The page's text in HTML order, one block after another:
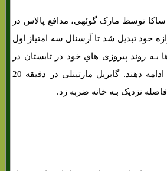
ساکا توسط مارک گوئهی، مدافع پالاس در
خود تبدیل شد تا آرسنال سه امتیاز اول
روند پیروزی هاي‌ خود در تابستان در
نیمه قرمز شمال لندن ادامه دهند. گابریل مارتینلی در دقیقه 20
نزدیک بـه خانه ضربه زد.